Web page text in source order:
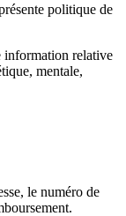
politique de
information relative
mentale,
le numéro de